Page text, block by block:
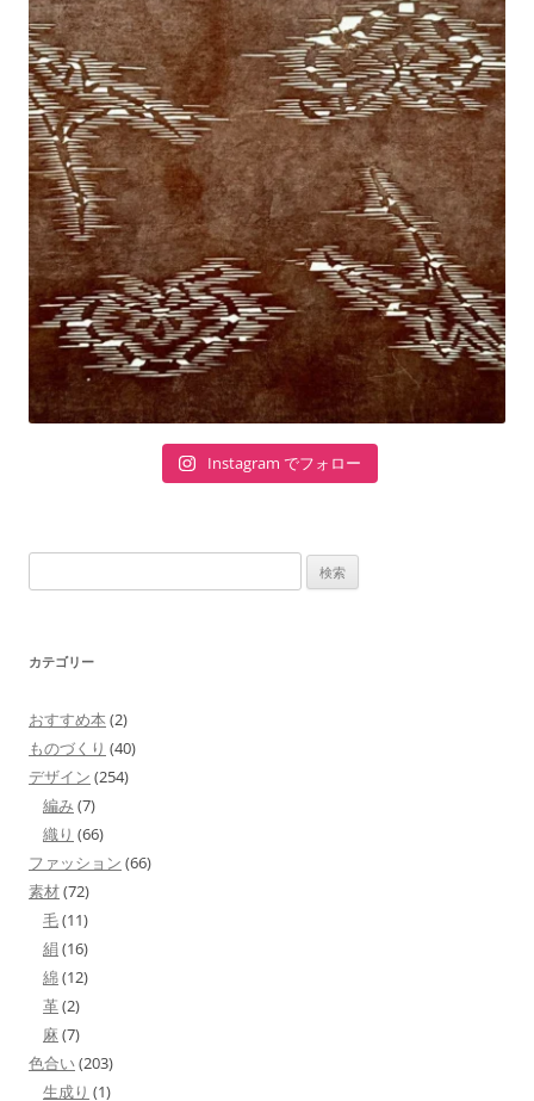
Instagram でフォロー
索:
カテゴリー
おすすめ本 (2)
ものづくり (40)
デザイン (254)
編み (7)
織り (66)
ファッション (66)
素材(72)
毛(11)
絹(16)
綿(12)
革(2)
麻 (7)
色合い(203)
生成り (1)